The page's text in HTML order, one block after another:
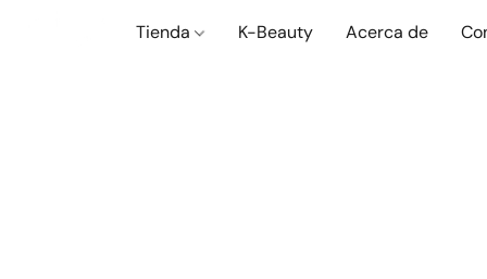
Tienda K-Beauty Acerca de